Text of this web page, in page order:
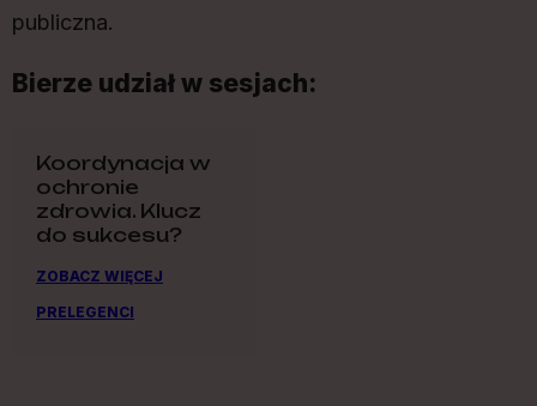
publiczna.
Bierze udział w sesjach:
Koordynacja w
ochronie
zdrowia. Klucz
do sukcesu?
ZOBACZ WIĘCEJ
PRELEGENCI